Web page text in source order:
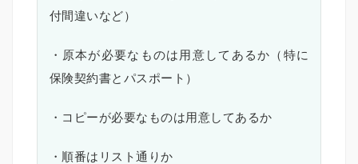
付間違いなど）
・原本が必要なものは用意してあるか（特に
保険契約書とパスポート）
・コピーが必要なものは用意してあるか
・順番はリスト通りか